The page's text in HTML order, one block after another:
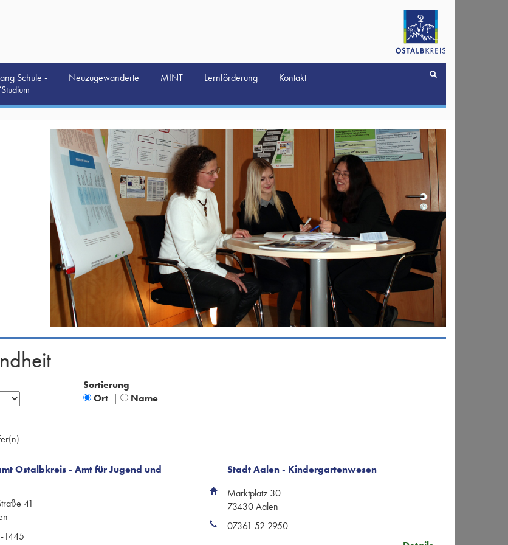
Schule -
Neuzugewanderte MINT Lernförderung Kontakt
Sortierung
Ort| Name
Ostalbkreis - Amt für Jugend und
41
1445
Stadt Aalen - Kindergartenwesen
Marktplatz 30
73430 Aalen
07361 52 2950